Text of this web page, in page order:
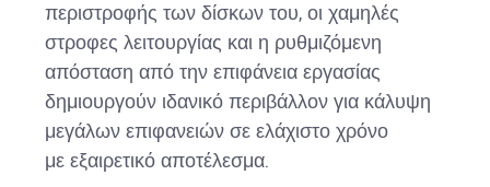
περιστροφής των δίσκων του, οι χαμηλές
στροφες λειτουργίας και η ρυθμιζόμενη
απόσταση από την επιφάνεια εργασίας
δημιουργούν ιδανικό περιβάλλον για κάλυψη
μεγάλων επιφανειών σε ελάχιστο χρόνο
με εξαιρετικό αποτέλεσμα.